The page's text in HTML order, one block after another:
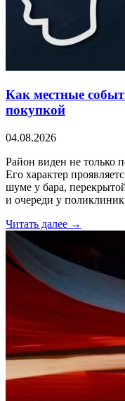
Как местные
покупкой
04.08.2026
Район виден не только
Его характер
шуме у бара,
и очереди у
Читать далее →